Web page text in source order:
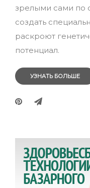
зрелыми сами по
создать
раскроют
потенциал.
УЗНАТЬ БОЛЬШЕ